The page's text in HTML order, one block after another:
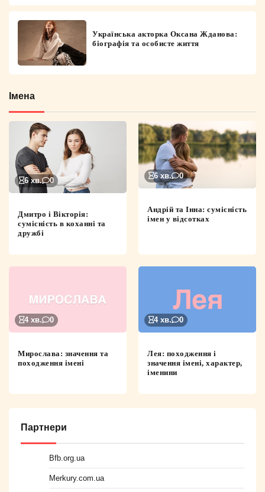
Українська акторка Оксана Жданова:
біографія та особисте життя
Імена
6 хв. 0
Дмитро і Вікторія:
сумісність в коханні та
дружбі
6 хв. 0
Андрій та Інна: сумісність
імен у відсотках
4 хв. 0
Мирослава: значення та
походження імені
4 хв. 0
Лея: походження і
значення імені, характер,
іменини
Партнери
Bfb.org.ua
Merkury.com.ua